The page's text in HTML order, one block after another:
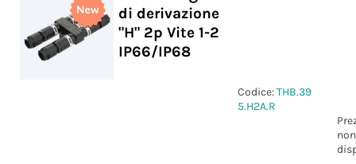
di derivazione
"H" 2p Vite 1-2
IP66/IP68
Codice:THB.39
5.H2A.R
non